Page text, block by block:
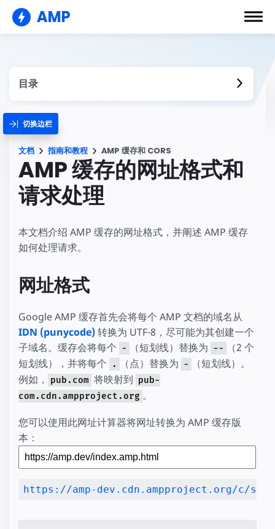
AMP
目录
切换边栏
文档 指南和教程 AMP 缓存和 CORS
AMP 缓存的网址格式和
请求处理
本文档介绍 AMP 缓存的网址格式，并阐述 AMP 缓存
如何处理请求。
网址格式
Google AMP 缓存首先会将每个 AMP 文档的域名从
IDN (punycode)转换为 UTF-8，尽可能为其创建一个
子域名。缓存会将每个 - （短划线）替换为 --
（2 个
短划线），并将每个
. （点）替换为 -
（短划线）。
例如，
pub.com 将映射到 pub-
com.cdn.ampproject.org 。
您可以使用此网址计算器将网址转换为 AMP 缓存版
本：